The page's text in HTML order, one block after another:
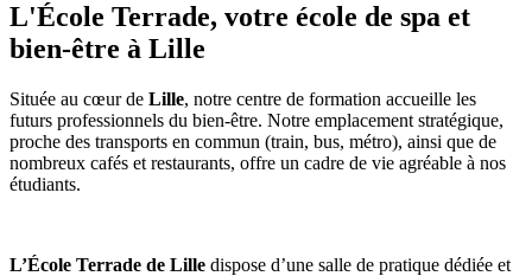
L'École Terrade, votre école de spa et
bien-être à Lille
Située au cœur de Lille, notre centre de formation accueille les
futurs professionnels du bien-être. Notre emplacement stratégique,
proche des transports en commun (train, bus, métro), ainsi que de
nombreux cafés et restaurants, offre un cadre de vie agréable à nos
étudiants.
L’École Terrade de Lille dispose d’une salle de pratique dédiée et